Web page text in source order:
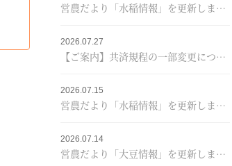
営農だより「水稲情報」を更新しました！
2026.07.27
【ご案内】共済規程の一部変更について
2026.07.15
営農だより「水稲情報」を更新しました！
2026.07.14
営農だより「大豆情報」を更新しました！